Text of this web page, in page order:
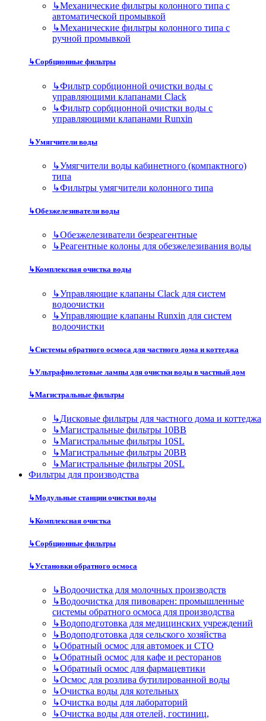
↳Механические фильтры колонного типа с
автоматической промывкой
↳Механические фильтры колонного типа с
ручной промывкой
↳Сорбционные фильтры
↳Фильтр сорбционной очистки воды с
управляющими клапанами Clack
↳Фильтр сорбционной очистки воды с
управляющими клапанами Runxin
↳Умягчители воды
↳Умягчители воды кабинетного (компактного)
типа
↳Фильтры умягчители колонного типа
↳Обезжелезиватели воды
↳Обезжелезиватели безреагентные
↳Реагентные колоны для обезжелезивания воды
↳Комплексная очистка воды
↳Управляющие клапаны Clack для систем
водоочистки
↳Управляющие клапаны Runxin для систем
водоочистки
↳Системы обратного осмоса для частного дома и коттеджа
↳Ультрафиолетовые лампы для очистки воды в частный дом
↳Магистральные фильтры
↳Дисковые фильтры для частного дома и коттеджа
↳Магистральные фильтры 10BB
↳Магистральные фильтры 10SL
↳Магистральные фильтры 20BB
↳Магистральные фильтры 20SL
Фильтры для производства
↳Модульные станции очистки воды
↳Комплексная очистка
↳Сорбционные фильтры
↳Установки обратного осмоса
↳Водоочистка для молочных производств
↳Водоочистка для пивоварен: промышленные
системы обратного осмоса для производства
↳Водоподготовка для медицинских учреждений
↳Водоподготовка для сельского хозяйства
↳Обратный осмос для автомоек и СТО
↳Обратный осмос для кафе и ресторанов
↳Обратный осмос для фармацевтики
↳Осмос для розлива бутилированной воды
↳Очистка воды для котельных
↳Очистка воды для лабораторий
↳Очистка воды для отелей, гостиниц,